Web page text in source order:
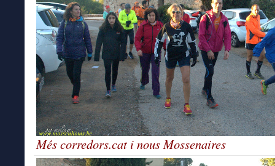
Més corredors.cat i nous Mossenaires